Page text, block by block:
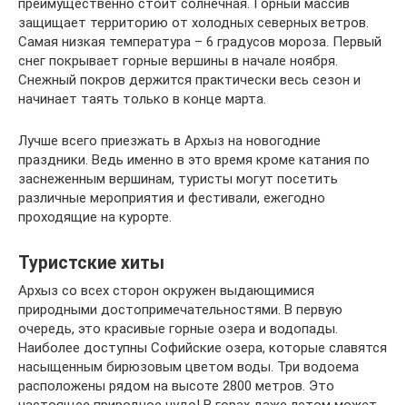
преимущественно стоит солнечная. Горный массив
защищает территорию от холодных северных ветров.
Самая низкая температура – 6 градусов мороза. Первый
снег покрывает горные вершины в начале ноября.
Снежный покров держится практически весь сезон и
начинает таять только в конце марта.
Лучше всего приезжать в Архыз на новогодние
праздники. Ведь именно в это время кроме катания по
заснеженным вершинам, туристы могут посетить
различные мероприятия и фестивали, ежегодно
проходящие на курорте.
Туристские хиты
Архыз со всех сторон окружен выдающимися
природными достопримечательностями. В первую
очередь, это красивые горные озера и водопады.
Наиболее доступны Софийские озера, которые славятся
насыщенным бирюзовым цветом воды. Три водоема
расположены рядом на высоте 2800 метров. Это